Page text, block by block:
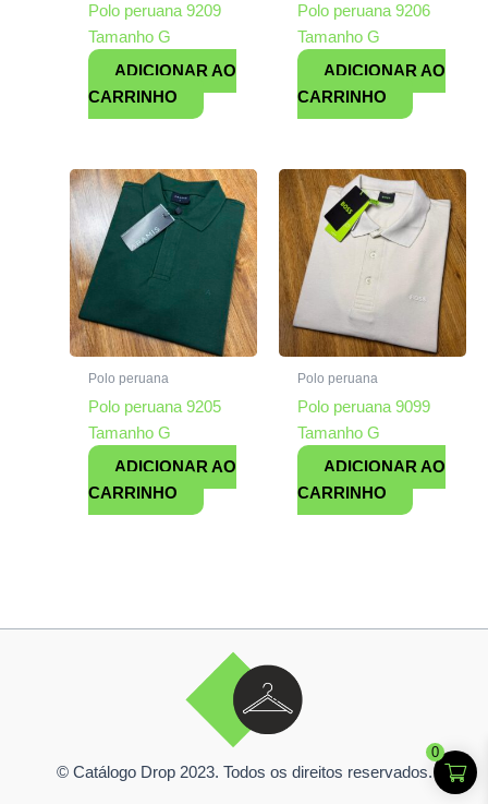
Polo peruana 9209
Tamanho G
ADICIONAR AO
CARRINHO
Polo peruana 9206
Tamanho G
ADICIONAR AO
CARRINHO
Polo peruana
Polo peruana 9205
Tamanho G
ADICIONAR AO
CARRINHO
Polo peruana
Polo peruana 9099
Tamanho G
ADICIONAR AO
CARRINHO
© Catálogo Drop 2023. Todos os direitos reservados.
0